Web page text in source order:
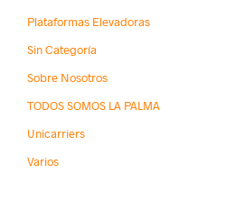
Plataformas Elevadoras
Sin Categoría
Sobre Nosotros
TODOS SOMOS LA PALMA
Unicarriers
Varios